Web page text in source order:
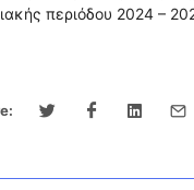
περιόδου 2024 –